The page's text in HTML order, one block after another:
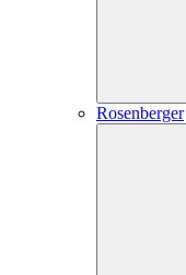
Rosenberger